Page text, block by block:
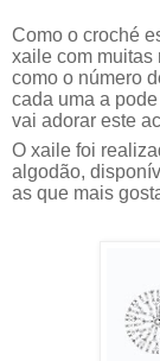
Como o croché
xaile com muitas
como o número
cada uma a
vai adorar este
O xaile foi
algodão,
as que mais